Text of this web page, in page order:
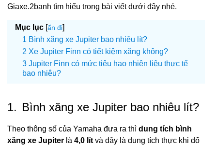
Giaxe.2banh tìm hiểu trong bài viết dưới đây nhé.
Mục lục [ẩn đi]
Bình xăng xe Jupiter bao nhiêu lít?
Xe Jupiter Finn có tiết kiệm xăng không?
Jupiter Finn có mức tiêu hao nhiên liệu thực tế
bao nhiêu?
1. Bình xăng xe Jupiter bao nhiêu lít?
Theo thông số của Yamaha đưa ra thì dung tích bình
xăng xe Jupiter là 4,0 lít và đây là dung tích thực khi đổ